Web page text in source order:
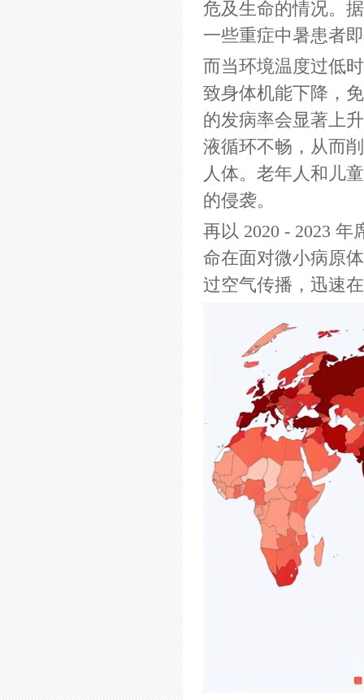
危及生命的情况。
一些重症中暑患者
而当环境温度过低
致身体机能下降，
的发病率会显著上
液循环不畅，从而
人体。老年人和儿
的侵袭。
再以 2020 - 2023
命在面对微小病原
过空气传播，迅速